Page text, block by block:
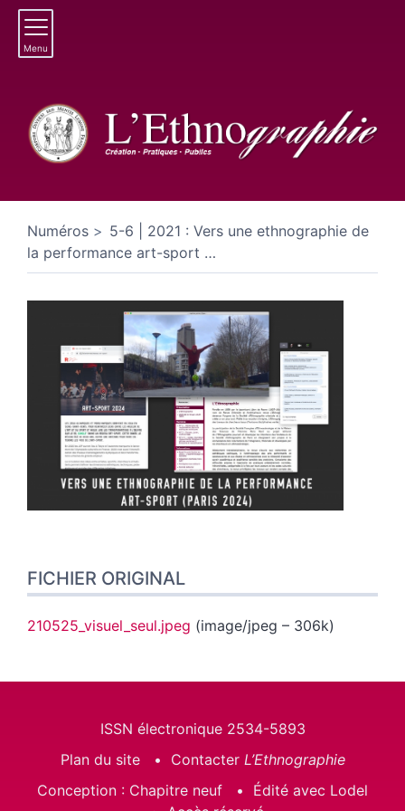
Menu
Numéros
5-6 | 2021 : Vers une ethnographie de
la performance art-sport …
FICHIER ORIGINAL
210525_visuel_seul.jpeg (image/jpeg – 306k)
ISSN électronique 2534-5893
Plan du site
Contacter L’Ethnographie
Conception : Chapitre neuf
Édité avec Lodel